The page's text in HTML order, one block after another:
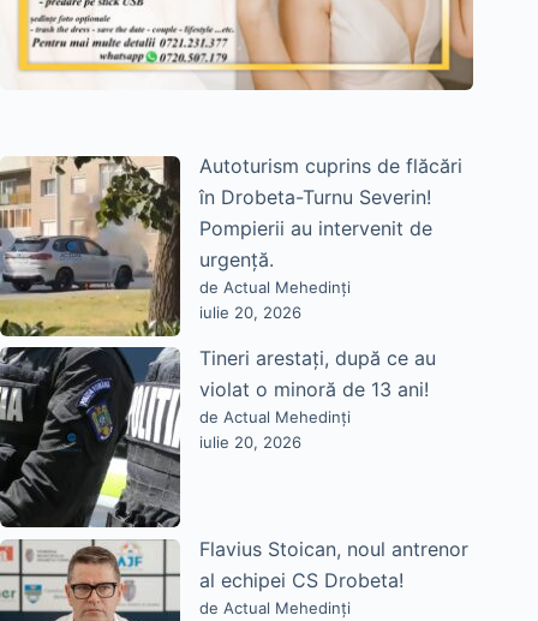
Autoturism cuprins de flăcări
în Drobeta-Turnu Severin!
Pompierii au intervenit de
urgență.
de Actual Mehedinți
iulie 20, 2026
Tineri arestați, după ce au
violat o minoră de 13 ani!
de Actual Mehedinți
iulie 20, 2026
Flavius Stoican, noul antrenor
al echipei CS Drobeta!
de Actual Mehedinți